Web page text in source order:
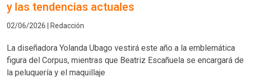
y las tendencias actuales
02/06/2026 | Redacción
La diseñadora Yolanda Ubago vestirá este año a la emblemática
figura del Corpus, mientras que Beatriz Escañuela se encargará de
la peluquería y el maquillaje